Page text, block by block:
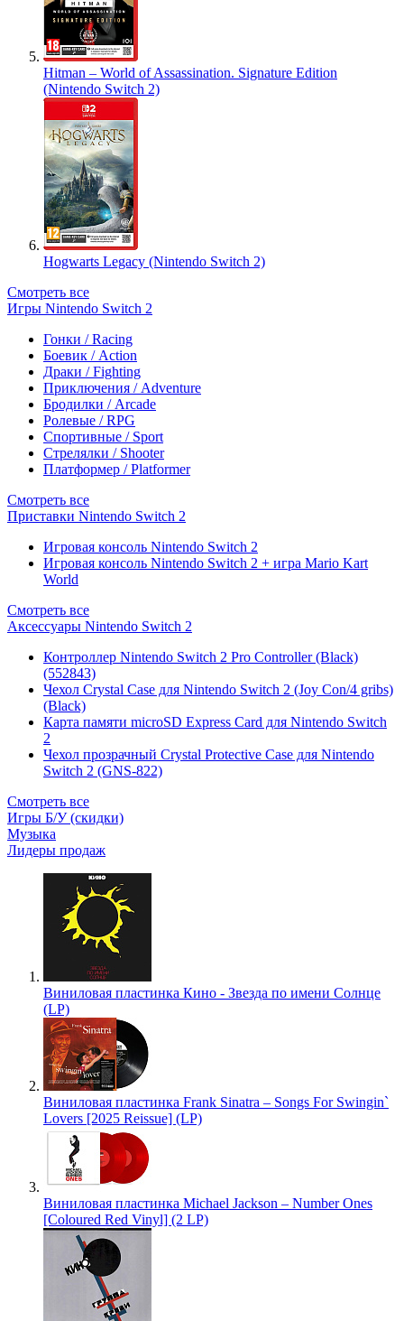
Hitman – World of Assassination. Signature Edition
(Nintendo Switch 2)
Hogwarts Legacy (Nintendo Switch 2)
Смотреть все
Игры Nintendo Switch 2
Гонки / Racing
Боевик / Action
Драки / Fighting
Приключения / Adventure
Бродилки / Arcade
Ролевые / RPG
Спортивные / Sport
Стрелялки / Shooter
Платформер / Platformer
Смотреть все
Приставки Nintendo Switch 2
Игровая консоль Nintendo Switch 2
Игровая консоль Nintendo Switch 2 + игра Mario Kart
World
Смотреть все
Аксессуары Nintendo Switch 2
Контроллер Nintendo Switch 2 Pro Controller (Black)
(552843)
Чехол Сrystal Сase для Nintendo Switch 2 (Joy Con/4 gribs)
(Black)
Карта памяти microSD Express Card для Nintendo Switch
2
Чехол прозрачный Crystal Protective Case для Nintendo
Switch 2 (GNS-822)
Смотреть все
Игры Б/У (скидки)
Музыка
Лидеры продаж
Виниловая пластинка Кино - Звезда по имени Солнце
(LP)
Виниловая пластинка Frank Sinatra – Songs For Swingin`
Lovers [2025 Reissue] (LP)
Виниловая пластинка Michael Jackson – Number Ones
[Coloured Red Vinyl] (2 LP)